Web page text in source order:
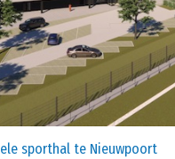
sporthal te Nieuwpoort